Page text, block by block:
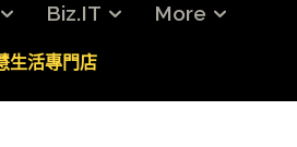
Biz.IT More
生活專門店